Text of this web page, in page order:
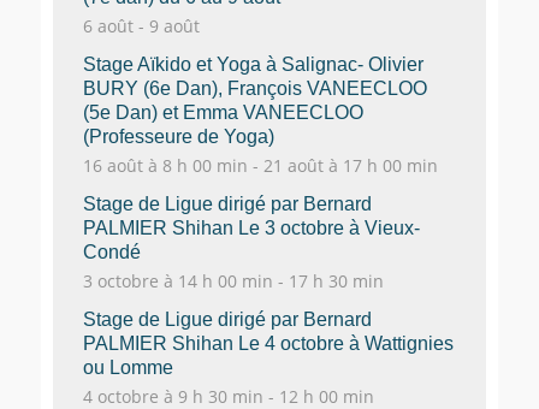
6 août - 9 août
Stage Aïkido et Yoga à Salignac- Olivier
BURY (6e Dan), François VANEECLOO
(5e Dan) et Emma VANEECLOO
(Professeure de Yoga)
16 août à 8 h 00 min - 21 août à 17 h 00 min
Stage de Ligue dirigé par Bernard
PALMIER Shihan Le 3 octobre à Vieux-
Condé
3 octobre à 14 h 00 min - 17 h 30 min
Stage de Ligue dirigé par Bernard
PALMIER Shihan Le 4 octobre à Wattignies
ou Lomme
4 octobre à 9 h 30 min - 12 h 00 min